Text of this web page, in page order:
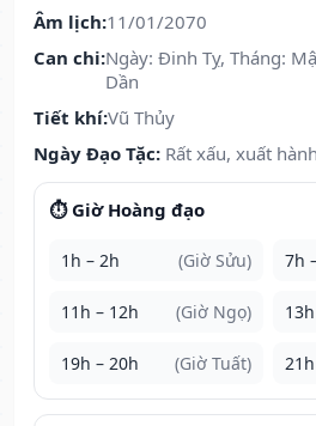
Âm lịch:11/01/2070
Can chi:Ngày: Đinh Tỵ, Tháng:
Dần
Tiết khí:Vũ Thủy
Ngày Đạo Tặc: Rất xấu, xuất
⏱️ Giờ Hoàng đạo
1h – 2h (Giờ Sửu) 7h
11h – 12h (Giờ Ngọ)
19h – 20h (Giờ Tuất)